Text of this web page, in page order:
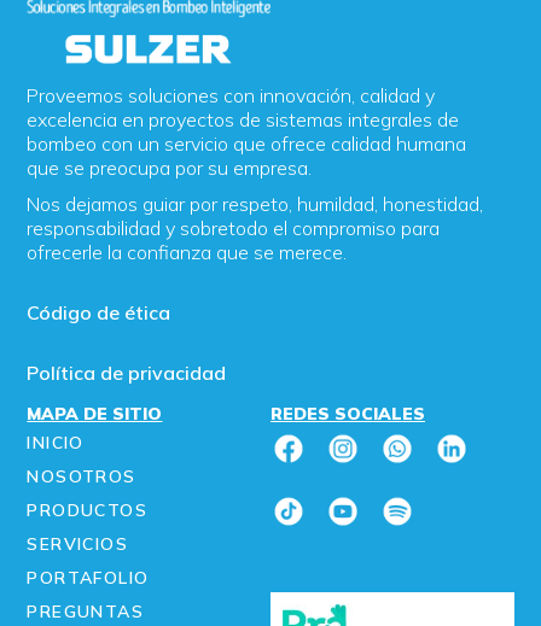
Proveemos soluciones con innovación, calidad y
excelencia en proyectos de sistemas integrales de
bombeo con un servicio que ofrece calidad humana
que se preocupa por su empresa.
Nos dejamos guiar por respeto, humildad, honestidad,
responsabilidad y sobretodo el compromiso para
ofrecerle la confianza que se merece.
Código de ética
Política de privacidad
MAPA DE SITIO
INICIO
NOSOTROS
PRODUCTOS
SERVICIOS
PORTAFOLIO
PREGUNTAS
REDES SOCIALES